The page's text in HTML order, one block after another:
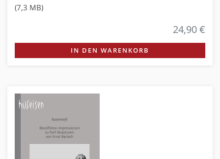
(7,3 MB)
24,90 €
IN DEN WARENKORB